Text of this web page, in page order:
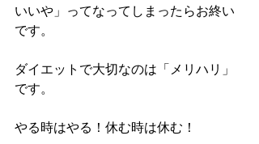
いいや」ってなってしまったらお終い
です。
ダイエットで大切なのは「メリハリ」
です。
やる時はやる！休む時は休む！